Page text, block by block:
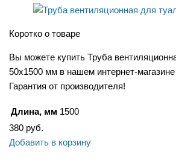
Коротко о товаре
Вы можете купить Труба
50х1500 мм в нашем интернет-
Гарантия от производителя!
Длина, мм 1500
380 руб.
Добавить в корзину